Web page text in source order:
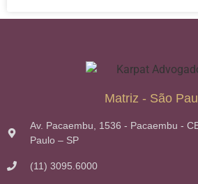
Matriz - São
Av. Pacaembu, 1536 - Pacaembu -
Paulo – SP
(11) 3095.6000